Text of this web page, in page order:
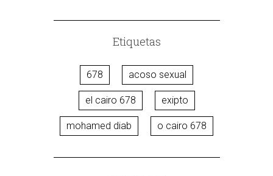
Etiquetas
678 acoso sexual
el cairo 678 exipto
mohamed diab o cairo 678